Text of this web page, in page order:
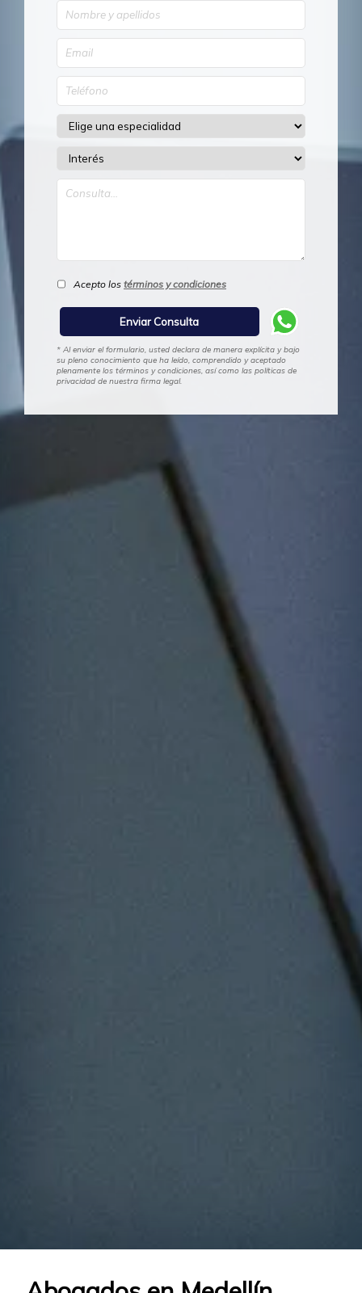
Acepto los términos y condiciones
* Al enviar el formulario, usted declara de manera explícita y bajo
su pleno conocimiento que ha leído, comprendido y aceptado
plenamente los términos y condiciones, así como las políticas de
privacidad de nuestra firma legal.